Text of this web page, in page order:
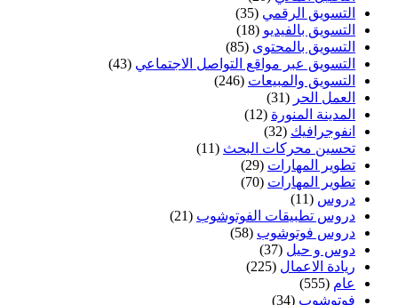
التسويق الرقمي (35)
التسويق بالفيديو (18)
التسويق بالمحتوى (85)
التسويق عبر مواقع التواصل الاجتماعي (43)
التسويق والمبيعات (246)
العمل الحر (31)
المدينة المنورة (12)
انفوجرافيك (32)
تحسين محركات البحث (11)
تطوير المهارات (29)
تطوير المهارات (70)
دروس (11)
دروس تطبيقات الفوتوشوب (21)
دروس فوتوشوب (58)
دوس و حيل (37)
ريادة الاعمال (225)
عام (555)
فوتوشوب (34)